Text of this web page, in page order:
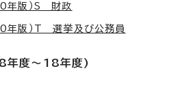
年版）S 財政
年版）T 選挙及び公務員
年度～18年度)